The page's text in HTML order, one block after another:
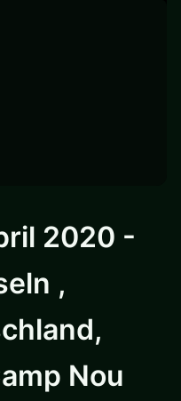
2020 -
,
Nou